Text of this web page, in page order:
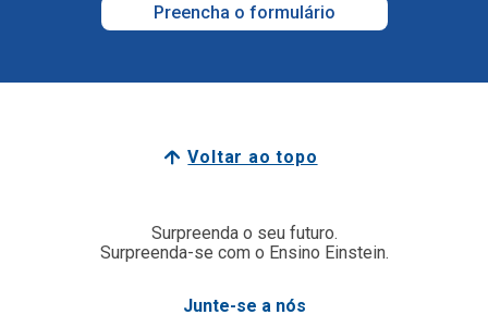
Preencha o formulário
Voltar ao topo
Surpreenda o seu futuro.
Surpreenda-se com o Ensino Einstein.
Junte-se a nós